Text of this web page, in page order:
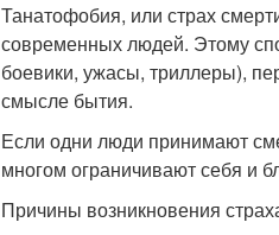
Танатофобия, или страх
современных людей. Этому
боевики, ужасы, триллеры),
смысле бытия.
Если одни люди принимают
многом ограничивают себя и
Причины возникновения